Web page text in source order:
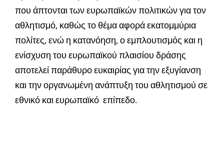
που άπτονται των ευρωπαϊκών πολιτικών για τον
αθλητισμό, καθώς το θέμα αφορά εκατομμύρια
πολίτες, ενώ η κατανόηση, ο εμπλουτισμός και η
ενίσχυση του ευρωπαϊκού πλαισίου δράσης
αποτελεί παράθυρο ευκαιρίας για την εξυγίανση
και την οργανωμένη ανάπτυξη του αθλητισμού σε
εθνικό και ευρωπαϊκό επίπεδο.